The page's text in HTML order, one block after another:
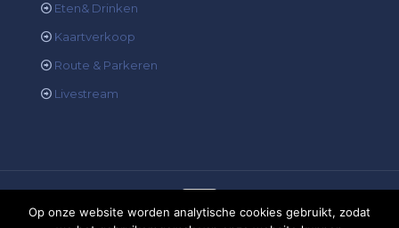
Eten& Drinken
Kaartverkoop
Route & Parkeren
Livestream
Op onze website worden analytische cookies gebruikt, zodat